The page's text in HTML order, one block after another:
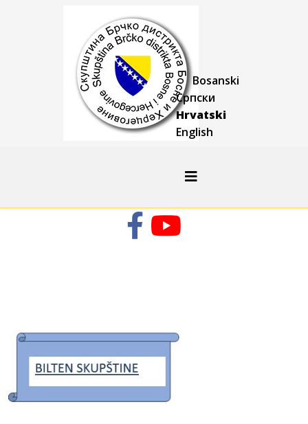
Bosanski
Српски
Hrvatski
English